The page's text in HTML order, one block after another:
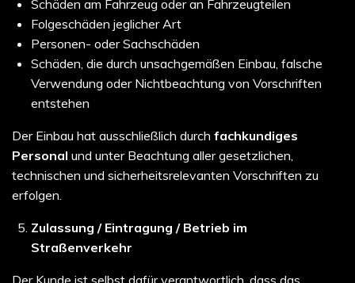
Schäden am Fahrzeug oder an Fahrzeugteilen
Folgeschäden jeglicher Art
Personen- oder Sachschäden
Schäden, die durch unsachgemäßen Einbau, falsche
Verwendung oder Nichtbeachtung von Vorschriften
entstehen
Der Einbau hat ausschließlich durch fachkundiges
Personal und unter Beachtung aller gesetzlichen,
technischen und sicherheitsrelevanten Vorschriften zu
erfolgen.
Zulassung / Eintragung / Betrieb im
Straßenverkehr